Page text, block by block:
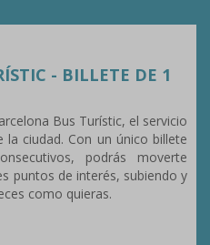
- BILLETE DE 1
Bus Turístic, el servicio
ciudad. Con un único billete
podrás moverte
puntos de interés, subiendo y
como quieras.